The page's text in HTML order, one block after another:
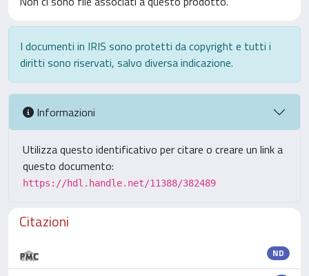
I documenti in IRIS sono protetti da copyright e tutti i
diritti sono riservati, salvo diversa indicazione.
Informazioni
Utilizza questo identificativo per citare o creare un link a
questo documento:
https://hdl.handle.net/11388/382489
Citazioni
ND